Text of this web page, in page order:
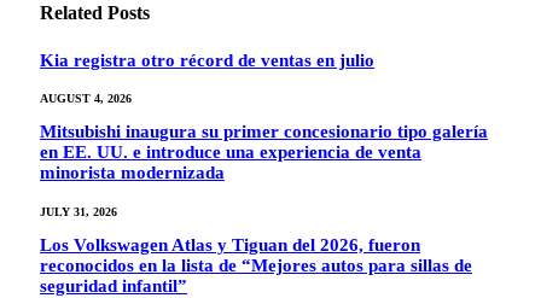
Related Posts
Kia registra otro récord de ventas en julio
AUGUST 4, 2026
Mitsubishi inaugura su primer concesionario tipo galería
en EE. UU. e introduce una experiencia de venta
minorista modernizada
JULY 31, 2026
Los Volkswagen Atlas y Tiguan del 2026, fueron
reconocidos en la lista de “Mejores autos para sillas de
seguridad infantil”